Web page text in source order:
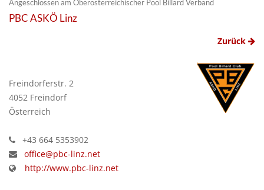
Angeschlossen am Oberösterreichischer Pool Billard Verband
PBC ASKÖ Linz
Zurück
Freindorferstr. 2
4052 Freindorf
Österreich
+43 664 5353902
office@pbc-linz.net
http://www.pbc-linz.net